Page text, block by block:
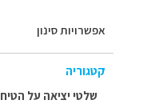
אפשרויות סינון
קטגוריה
שלטי יציאה על הטיח